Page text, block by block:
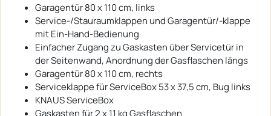
Garagentür 80 x 110 cm, links
Service-/Stauraumklappen und Garagentür/-klappe
mit Ein-Hand-Bedienung
Einfacher Zugang zu Gaskasten über Servicetür in
der Seitenwand, Anordnung der Gasflaschen längs
Garagentür 80 x 110 cm, rechts
Serviceklappe für ServiceBox 53 x 37,5 cm, Bug links
KNAUS ServiceBox
Gaskasten für 2 x 11 kg Gasflaschen